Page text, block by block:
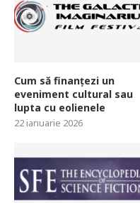
Cum să finanțezi un
eveniment cultural sau
lupta cu eolienele
22 ianuarie 2026